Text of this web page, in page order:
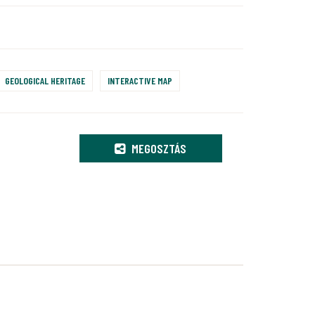
GEOLOGICAL HERITAGE INTERACTIVE MAP
MEGOSZTÁS